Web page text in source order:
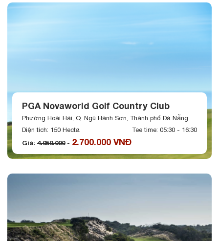
PGA Novaworld Golf Country Club
Phường Hoài Hải, Q. Ngũ Hành Sơn, Thành phố Đà Nẵng
Diện tích: 150 Hecta
Tee time: 05:30 - 16:30
Giá: 4.050.000- 2.700.000 VNĐ